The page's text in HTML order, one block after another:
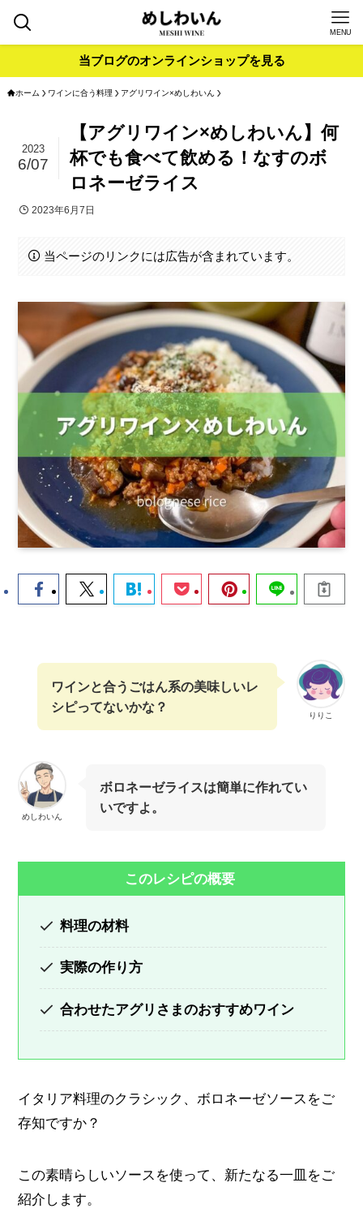
MENU
当ブログのオンラインショップを見る
ホーム ワインに合う料理 アグリワイン×めしわいん
【アグリワイン×めしわいん】何
杯でも食べて飲める！なすのボ
ロネーゼライス
2023
6/07
2023年6月7日
当ページのリンクには広告が含まれています。
りりこ
ワインと合うごはん系の美味しいレ
シピってないかな？
めしわいん
ボロネーゼライスは簡単に作れてい
いですよ。
このレシピの概要
料理の材料
実際の作り方
合わせたアグリさまのおすすめワイン
イタリア料理のクラシック、ボロネーゼソースをご
存知ですか？
この素晴らしいソースを使って、新たなる一皿をご
紹介します。